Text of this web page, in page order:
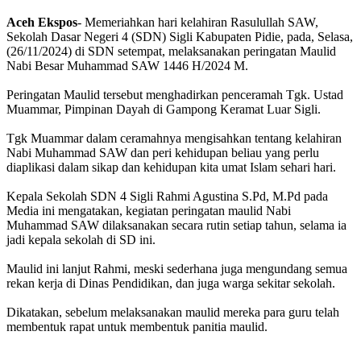
Aceh Ekspos- Memeriahkan hari kelahiran Rasulullah SAW,
Sekolah Dasar Negeri 4 (SDN) Sigli Kabupaten Pidie, pada, Selasa,
(26/11/2024) di SDN setempat, melaksanakan peringatan Maulid
Nabi Besar Muhammad SAW 1446 H/2024 M.
Peringatan Maulid tersebut menghadirkan penceramah Tgk. Ustad
Muammar, Pimpinan Dayah di Gampong Keramat Luar Sigli.
Tgk Muammar dalam ceramahnya mengisahkan tentang kelahiran
Nabi Muhammad SAW dan peri kehidupan beliau yang perlu
diaplikasi dalam sikap dan kehidupan kita umat Islam sehari hari.
Kepala Sekolah SDN 4 Sigli Rahmi Agustina S.Pd, M.Pd pada
Media ini mengatakan, kegiatan peringatan maulid Nabi
Muhammad SAW dilaksanakan secara rutin setiap tahun, selama ia
jadi kepala sekolah di SD ini.
Maulid ini lanjut Rahmi, meski sederhana juga mengundang semua
rekan kerja di Dinas Pendidikan, dan juga warga sekitar sekolah.
Dikatakan, sebelum melaksanakan maulid mereka para guru telah
membentuk rapat untuk membentuk panitia maulid.